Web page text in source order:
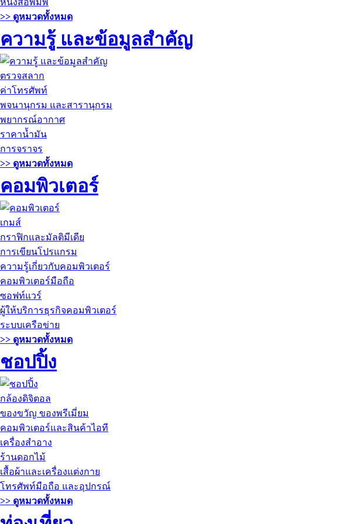
หนังสือพิมพ์
>> ดูหมวดทั้งหมด
ความรู้ และข้อมูลสำคัญ
ตรวจสลาก
ค่าโทรศัพท์
พจนานุกรม และสารานุกรม
พยากรณ์อากาศ
ราคาน้ำมัน
การจราจร
>> ดูหมวดทั้งหมด
คอมพิวเตอร์
เกมส์
กราฟิกและมัลติมีเดีย
การเขียนโปรแกรม
ความรู้เกี่ยวกับคอมพิวเตอร์
คอมพิวเตอร์มือถือ
ซอฟท์แวร์
ผู้ให้บริการธุรกิจคอมพิวเตอร์
ระบบเครือข่าย
>> ดูหมวดทั้งหมด
ชอปปิ้ง
กล้องดิจิตอล
ของขวัญ ของพรีเมี่ยม
คอมพิวเตอร์และสินค้าไอที
เครื่องสำอาง
ร้านดอกไม้
เสื้อผ้าและเครื่องแต่งกาย
โทรศัพท์มือถือ และอุปกรณ์
>> ดูหมวดทั้งหมด